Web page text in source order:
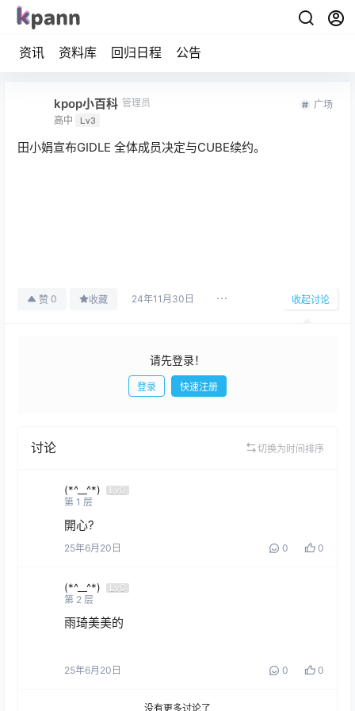
资讯 资料库 回归日程 公告
kpop小百科 管理员
高中
Lv3
广场
田小娟宣布GIDLE 全体成员决定与CUBE续约。
赞 0 收藏 24年11月30日 收起讨论
请先登录！
登录 快速注册
讨论 切换为时间排序
(*^__^*)
Lv0
第 1 层
開心?
25年6月20日 0 0
(*^__^*)
Lv0
第 2 层
雨琦美美的
25年6月20日 0 0
没有更多讨论了